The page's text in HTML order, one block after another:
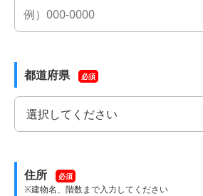
都道府県 必須
住所 必須
※建物名、階数まで入力してください